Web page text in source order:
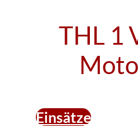
THL 1
Einsätze